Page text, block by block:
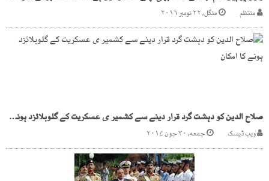
منتظم منگل, ۲۲ نومبر ۲۰۱۶
صلاح الدین کو دہشت گرد قرار دینے سے کشمیر ی عسکریت کے گلوبلائزد ہونے کا امکان
ویب ڈیسک جمعه, ۳۰ جون ۲۰۱۷